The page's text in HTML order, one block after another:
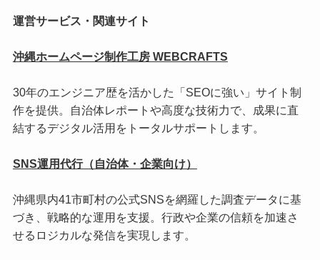
運営サービス・関連サイト
沖縄ホームページ制作工房 WEBCRAFTS
30年のエンジニア歴を活かした「SEOに強い」サイト制
作を提供。自治体レポートや高度な技術力で、成果に直
結するデジタル活用をトータルサポートします。
SNS運用代行（自治体・企業向け）
沖縄県内41市町村の公式SNSを網羅した調査データに基
づき、戦略的な運用を支援。行政や企業の信頼を加速さ
せるロジカルな発信を実現します。